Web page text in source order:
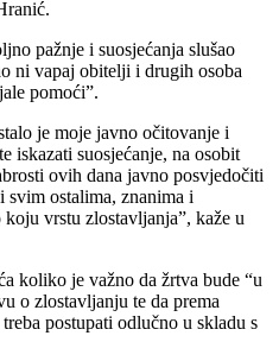
pažnje i suosjećanja slušao
ni vapaj obitelji i drugih osoba
pomoći”.
je moje javno očitovanje i
iskazati suosjećanje, na osobit
ovih dana javno posvjedočiti
ostalima, znanima i
vrstu zlostavljanja”, kaže u
koliko je važno da žrtva bude “u
o zlostavljanju te da prema
postupati odlučno u skladu s